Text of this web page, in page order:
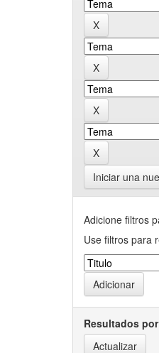
Iniciar una
Adicione filtros
Use filtros para
Resultados